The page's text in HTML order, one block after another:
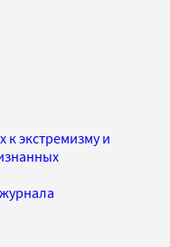
к экстремизму и